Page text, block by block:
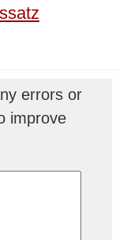
errors or
improve